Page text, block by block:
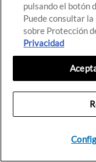
pulsando el botón
Puede consultar
sobre Protección
Privacidad